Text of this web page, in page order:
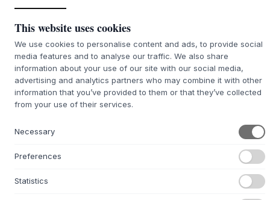
AGGIUNGI AL CARRELLO
Merce ordinata circa 9-21 giorni di consegna
DESCRIZIONE
Il vaso Soil di
è un pezzo di ceramica distintivo che
Sudafrica. È realizzato in gres con una smaltatura organica
superficie imita i motivi naturali della terra e conferisce al
This website uses cookies
We use cookies to personalise content and ads, to provide social
media features and to analyse our traffic. We also share
information about your use of our site with our social media,
advertising and analytics partners who may combine it with other
information that you’ve provided to them or that they’ve collected
from your use of their services.
Necessary
Preferences
Statistics